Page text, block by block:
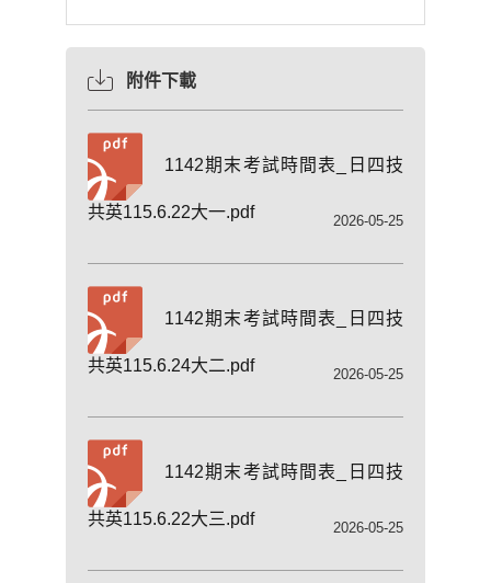
附件下載
1142期末考試時間表_日四技
共英115.6.22大一.pdf 2026-05-25
1142期末考試時間表_日四技
共英115.6.24大二.pdf 2026-05-25
1142期末考試時間表_日四技
共英115.6.22大三.pdf 2026-05-25